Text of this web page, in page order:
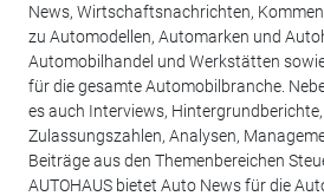
News, Wirtschaftsnachrichten,
zu Automodellen, Automarken und
Automobilhandel und Werkstätten
für die gesamte Automobilbranche.
es auch Interviews,
Zulassungszahlen, Analysen,
Beiträge aus den Themenbereichen
AUTOHAUS bietet Auto News für die